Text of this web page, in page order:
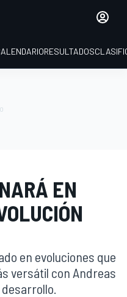
RESULTADOS
EN
en evoluciones que
versátil con Andreas